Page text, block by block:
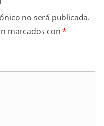
no será publicada.
marcados con *